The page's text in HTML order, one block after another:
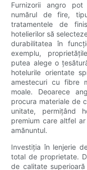
Furnizorii angro
numărul de fire,
tratamentele de
hotelierilor să
durabilitatea în
exemplu,
putea alege o
hotelurile orientate
amestecuri cu fibre
moale. Deoarece
procura materiale de
unitate, permițând
premium care altfel
amănuntul.
Investiția în lenjerie
total de proprietate.
de calitate